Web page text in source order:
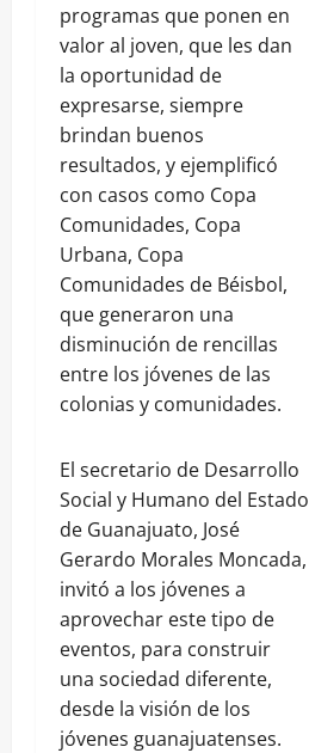
programas que ponen en
valor al joven, que les dan
la oportunidad de
expresarse, siempre
brindan buenos
resultados, y ejemplificó
con casos como Copa
Comunidades, Copa
Urbana, Copa
Comunidades de Béisbol,
que generaron una
disminución de rencillas
entre los jóvenes de las
colonias y comunidades.
El secretario de Desarrollo
Social y Humano del Estado
de Guanajuato, José
Gerardo Morales Moncada,
invitó a los jóvenes a
aprovechar este tipo de
eventos, para construir
una sociedad diferente,
desde la visión de los
jóvenes guanajuatenses.